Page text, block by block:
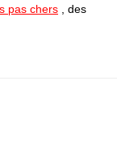
pas chers , des